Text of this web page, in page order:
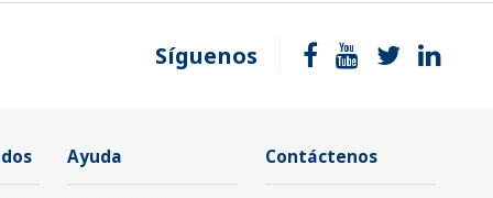
Síguenos
Ayuda Contáctenos